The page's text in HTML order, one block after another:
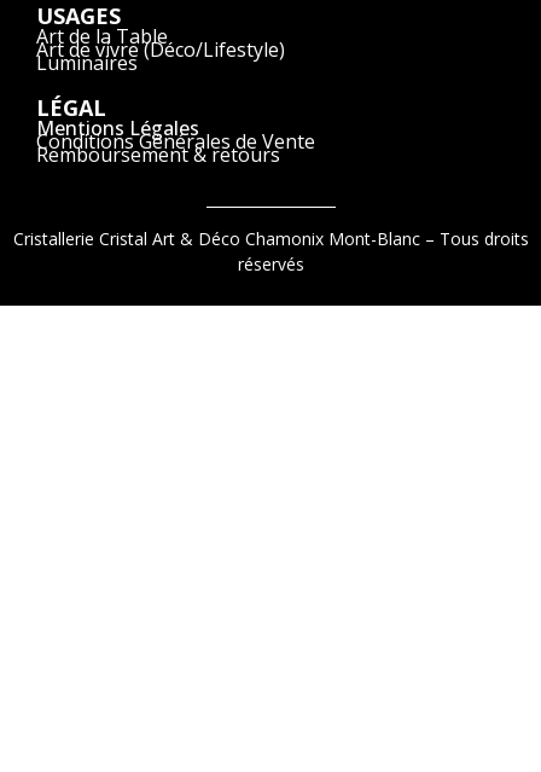
USAGES
Art de la Table
Art de vivre (Déco/Lifestyle)
Luminaires
LÉGAL
Mentions Légales
Conditions Générales de Vente
Remboursement & retours
Cristallerie Cristal Art & Déco Chamonix Mont-Blanc – Tous droits
réservés